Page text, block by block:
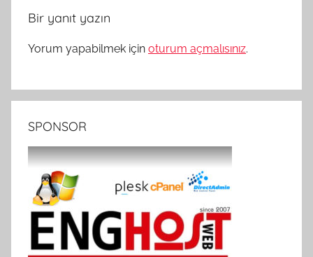
Bir yanıt yazın
Yorum yapabilmek için oturum açmalısınız.
SPONSOR